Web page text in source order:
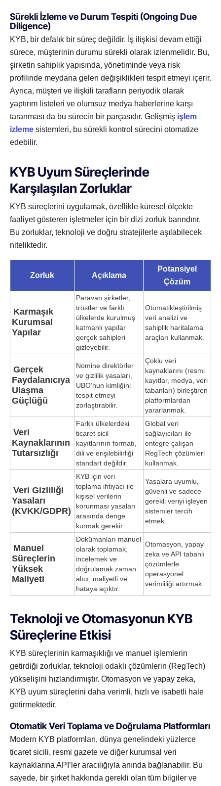
Sürekli İzleme ve Durum Tespiti (Ongoing Due
Diligence)
KYB, bir defalık bir süreç değildir. İş ilişkisi devam ettiği
sürece, müşterinin durumu sürekli olarak izlenmelidir. Bu,
şirketin sahiplik yapısında, yönetiminde veya risk
profilinde meydana gelen değişiklikleri tespit etmeyi içerir.
Ayrıca, müşteri ve ilişkili tarafların periyodik olarak
yaptırım listeleri ve olumsuz medya haberlerine karşı
taranması da bu sürecin bir parçasıdır. Gelişmiş işlem
izleme sistemleri, bu sürekli kontrol sürecini otomatize
edebilir.
KYB Uyum Süreçlerinde
Karşılaşılan Zorluklar
KYB süreçlerini uygulamak, özellikle küresel ölçekte
faaliyet gösteren işletmeler için bir dizi zorluk barındırır.
Bu zorluklar, teknoloji ve doğru stratejilerle aşılabilecek
niteliktedir.
Zorluk Açıklama
Potansiyel
Çözüm
Karmaşık
Kurumsal
Yapılar
Paravan şirketler,
tröstler ve farklı
ülkelerde kurulmuş
katmanlı yapılar
gerçek sahipleri
gizleyebilir.
Otomatikleştirilmiş
veri analizi ve
sahiplik haritalama
araçları kullanmak.
Gerçek
Faydalanıcıya
Ulaşma
Güçlüğü
Nomine direktörler
ve gizlilik yasaları,
UBO’nun kimliğini
tespit etmeyi
zorlaştırabilir.
Çoklu veri
kaynaklarını (resmi
kayıtlar, medya, veri
tabanları) birleştiren
platformlardan
yararlanmak.
Veri
Kaynaklarının
Tutarsızlığı
Farklı ülkelerdeki
ticaret sicil
kayıtlarının formatı,
dili ve erişilebilirliği
standart değildir.
Global veri
sağlayıcıları ile
entegre çalışan
RegTech çözümleri
kullanmak.
Veri Gizliliği
Yasaları
(KVKK/GDPR)
KYB için veri
toplama ihtiyacı ile
kişisel verilerin
korunması yasaları
arasında denge
kurmak gerekir.
Yasalara uyumlu,
güvenli ve sadece
gerekli veriyi işleyen
sistemler tercih
etmek.
Manuel
Süreçlerin
Yüksek
Maliyeti
Dokümanları manuel
olarak toplamak,
incelemek ve
doğrulamak zaman
alıcı, maliyetli ve
hataya açıktır.
Otomasyon, yapay
zeka ve API tabanlı
çözümlerle
operasyonel
verimliliği artırmak.
Teknoloji ve Otomasyonun KYB
Süreçlerine Etkisi
KYB süreçlerinin karmaşıklığı ve manuel işlemlerin
getirdiği zorluklar, teknoloji odaklı çözümlerin (RegTech)
yükselişini hızlandırmıştır. Otomasyon ve yapay zeka,
KYB uyum süreçlerini daha verimli, hızlı ve isabetli hale
getirmektedir.
Otomatik Veri Toplama ve Doğrulama Platformları
Modern KYB platformları, dünya genelindeki yüzlerce
ticaret sicili, resmi gazete ve diğer kurumsal veri
kaynaklarına API’ler aracılığıyla anında bağlanabilir. Bu
sayede, bir şirket hakkında gerekli olan tüm bilgiler ve